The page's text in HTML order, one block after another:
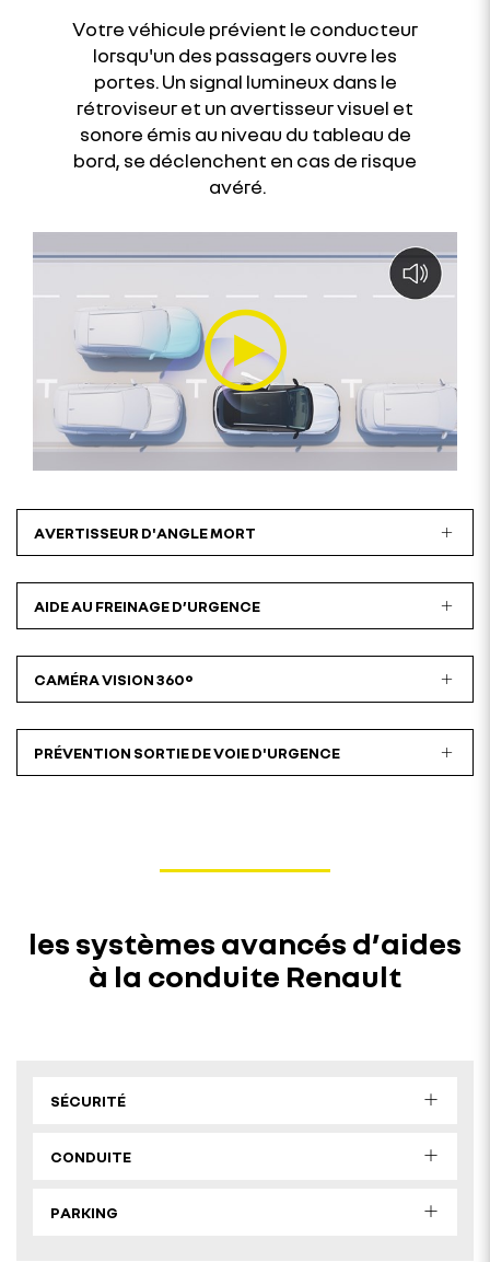
Votre véhicule prévient le conducteur
lorsqu'un des passagers ouvre les
portes. Un signal lumineux dans le
rétroviseur et un avertisseur visuel et
sonore émis au niveau du tableau de
bord, se déclenchent en cas de risque
avéré.
AVERTISSEUR D'ANGLE MORT
AIDE AU FREINAGE D’URGENCE
CAMÉRA VISION 360°
PRÉVENTION SORTIE DE VOIE D'URGENCE
les systèmes avancés d’aides
à la conduite Renault
SÉCURITÉ
CONDUITE
PARKING